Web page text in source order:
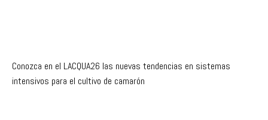
Conozca en el LACQUA26 las nuevas tendencias en sistemas
intensivos para el cultivo de camarón